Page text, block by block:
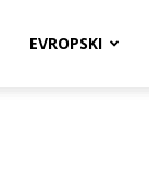
EVROPSKI